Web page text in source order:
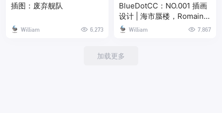
插图：废弃舰队
William 6,273
BlueDotCC：NO.001 插画
设计 | 海市蜃楼，Romain
Trystram
William 7,867
加载更多